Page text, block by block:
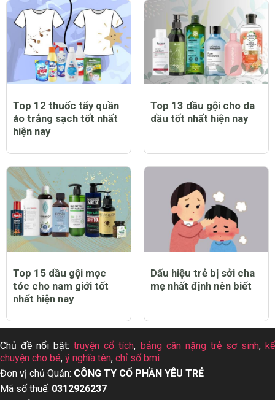
Top 12 thuốc tẩy quần
áo trắng sạch tốt nhất
hiện nay
Top 13 dầu gội cho da
dầu tốt nhất hiện nay
Top 15 dầu gội mọc
tóc cho nam giới tốt
nhất hiện nay
Dấu hiệu trẻ bị sởi cha
mẹ nhất định nên biết
Chủ đề nổi bật:truyện cổ tích, bảng cân nặng trẻ sơ sinh,kể
chuyện cho bé, ý nghĩa tên, chỉ số bmi
Đơn vị chủ Quản: CÔNG TY CỔ PHẦN YÊU TRẺ
Mã số thuế: 0312926237